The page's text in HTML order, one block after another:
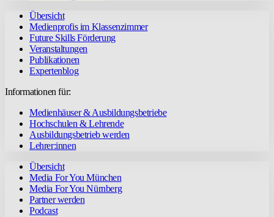
Übersicht
Medienprofis im Klassenzimmer
Future Skills Förderung
Veranstaltungen
Publikationen
Expertenblog
Informationen für:
Medienhäuser & Ausbildungsbetriebe
Hochschulen & Lehrende
Ausbildungsbetrieb werden
Lehrer:innen
Übersicht
Media For You München
Media For You Nürnberg
Partner werden
Podcast